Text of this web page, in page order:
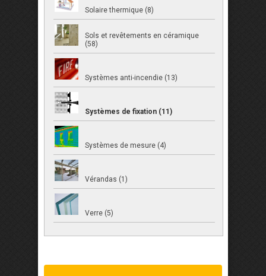
Solaire thermique (8)
Sols et revêtements en céramique
(58)
Systèmes anti-incendie (13)
Systèmes de fixation (11)
Systèmes de mesure (4)
Vérandas (1)
Verre (5)